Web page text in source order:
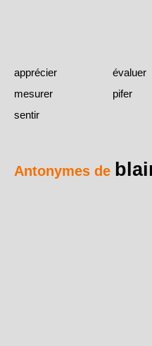
apprécier
évaluer
mesurer
pifer
sentir
Antonymes de